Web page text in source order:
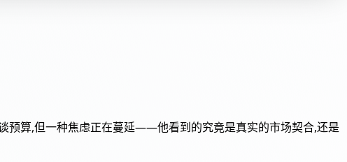
预算,但一种焦虑正在蔓延——他看到的究竟是真实的市场契合,还是